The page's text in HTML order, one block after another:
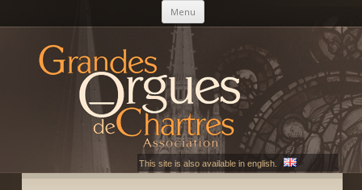
Menu Aller au contenu principal
AGOC
Les Grandes Orgues de Chartres
This site is also available in english.